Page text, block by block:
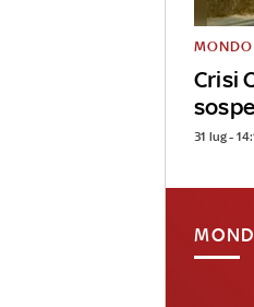
Crisi
MONDO
31 lug -